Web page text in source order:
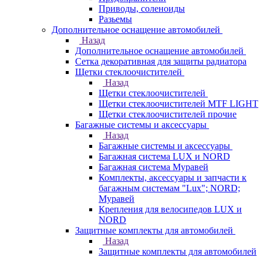
Приводы, соленоиды
Разьемы
Дополнительное оснащение автомобилей
Назад
Дополнительное оснащение автомобилей
Сетка декоративная для защиты радиатора
Щетки стеклоочистителей
Назад
Щетки стеклоочистителей
Щетки стеклоочистителей MTF LIGHT
Щетки стеклоочистителей прочие
Багажные системы и аксессуары
Назад
Багажные системы и аксессуары
Багажная система LUX и NORD
Багажная система Муравей
Комплекты, аксессуары и запчасти к
багажным системам "Lux"; NORD;
Муравей
Крепления для велосипедов LUX и
NORD
Защитные комплекты для автомобилей
Назад
Защитные комплекты для автомобилей